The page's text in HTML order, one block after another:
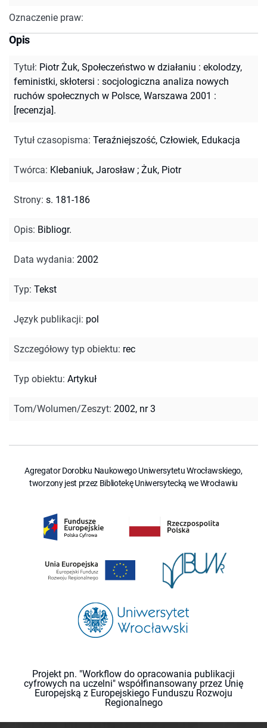
Oznaczenie praw:
Opis
Tytuł: Piotr Żuk, Społeczeństwo w działaniu : ekolodzy,
feministki, skłotersi : socjologiczna analiza nowych
ruchów społecznych w Polsce, Warszawa 2001 :
[recenzja].
Tytuł czasopisma: Teraźniejszość, Człowiek, Edukacja
Twórca: Klebaniuk, Jarosław ; Żuk, Piotr
Strony: s. 181-186
Opis: Bibliogr.
Data wydania: 2002
Typ: Tekst
Język publikacji: pol
Szczegółowy typ obiektu: rec
Typ obiektu: Artykuł
Tom/Wolumen/Zeszyt: 2002, nr 3
Agregator Dorobku Naukowego Uniwersytetu Wrocławskiego,
tworzony jest przez Bibliotekę Uniwersytecką we Wrocławiu
Projekt pn. "Workflow do opracowania publikacji
cyfrowych na uczelni" współfinansowany przez Unię
Europejską z Europejskiego Funduszu Rozwoju
Regionalnego